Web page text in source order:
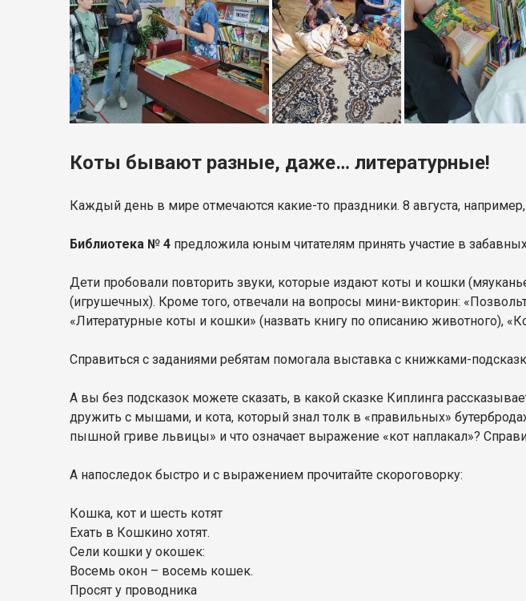
Коты бывают разные, даже… литературные!
Каждый день в мире отмечаются какие-то праздники. 8 августа,
Библиотека № 4 предложила юным читателям принять участие в
Дети пробовали повторить звуки, которые издают коты и кошки
(игрушечных). Кроме того, отвечали на вопросы мини-викторин:
«Литературные коты и кошки» (назвать книгу по описанию животного),
Справиться с заданиями ребятам помогала выставка с книжками-
А вы без подсказок можете сказать, в какой сказке Киплинга
дружить с мышами, и кота, который знал толк в «правильных»
пышной гриве львицы» и что означает выражение «кот наплакал»?
А напоследок быстро и с выражением прочитайте скороговорку:
Кошка, кот и шесть котят
Ехать в Кошкино хотят.
Сели кошки у окошек:
Восемь окон – восемь кошек.
Просят у проводника